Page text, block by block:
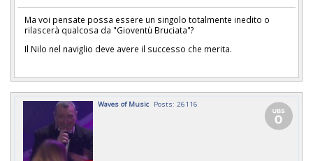
Ma voi pensate possa essere un singolo totalmente inedito o
rilascerà qualcosa da "Gioventù Bruciata"?
Il Nilo nel naviglio deve avere il successo che merita.
Waves of Music Posts: 26116